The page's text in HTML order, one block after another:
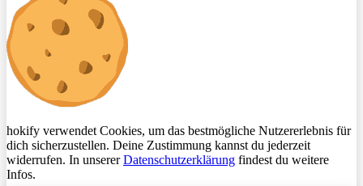
hokify verwendet Cookies, um das bestmögliche Nutzererlebnis für
dich sicherzustellen. Deine Zustimmung kannst du jederzeit
widerrufen. In unsererDatenschutzerklärung findest du weitere
Infos.